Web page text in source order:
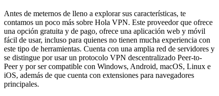
Antes de meternos de lleno a explorar sus características, te
contamos un poco más sobre Hola VPN. Este proveedor que ofrece
una opción gratuita y de pago, ofrece una aplicación web y móvil
fácil de usar, incluso para quienes no tienen mucha experiencia con
este tipo de herramientas. Cuenta con una amplia red de servidores y
se distingue por usar un protocolo VPN descentralizado Peer-to-
Peer y por ser compatible con Windows, Android, macOS, Linux e
iOS, además de que cuenta con extensiones para navegadores
principales.